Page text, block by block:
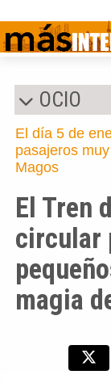
OCIO
El día 5 de
pasajeros
Magos
El Tren
circular
magia